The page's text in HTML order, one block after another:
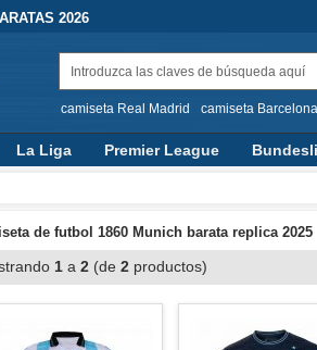
2026
camiseta Real Madrid camiseta Barcelona
La Liga Premier League
de futbol 1860 Munich barata replica 2025
1 a 2 (de 2 productos)